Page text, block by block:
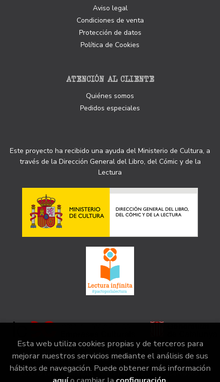
Aviso legal
Condiciones de venta
Protección de datos
Política de Cookies
ATENCIÓN AL CLIENTE
Quiénes somos
Pedidos especiales
Este proyecto ha recibido una ayuda del Ministerio de Cultura, a
través de la Dirección General del Libro, del Cómic y de la
Lectura
2026 ©la irreductible . Todos los Derechos Reservados |
Esta web utiliza cookies propias y de terceros para
mejorar nuestros servicios mediante el análisis de sus
hábitos de navegación. Puede obtener más información